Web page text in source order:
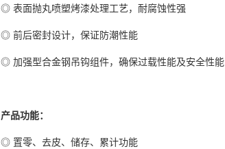
◎ 表面抛丸喷塑烤漆处理工艺，耐腐蚀性强
◎ 前后密封设计，保证防潮性能
◎ 加强型合金钢吊钩组件，确保过载性能及安全性能
产品功能：
◎ 置零、去皮、储存、累计功能